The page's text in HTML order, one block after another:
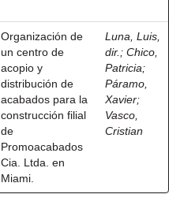
Organización de
un centro de
acopio y
distribución de
acabados para la
construcción filial
de
Promoacabados
Cia. Ltda. en
Miami.
Luna, Luis,
dir. ; Chico,
Patricia;
Páramo,
Xavier;
Vasco,
Cristian